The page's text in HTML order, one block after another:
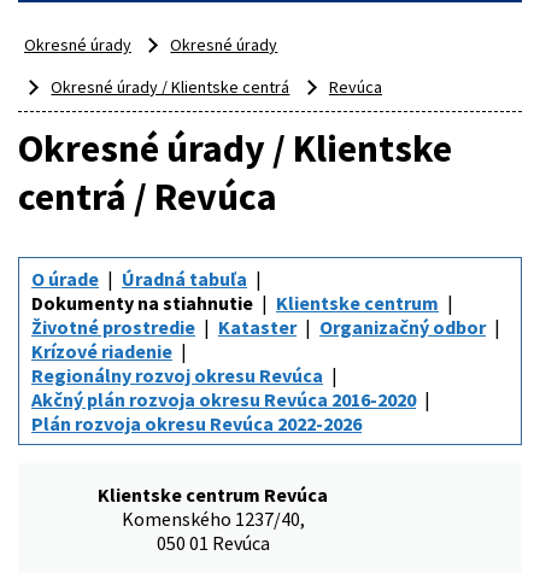
Okresné úrady
Okresné úrady
Okresné úrady / Klientske centrá
Revúca
Okresné úrady / Klientske
centrá / Revúca
O úrade
Úradná tabuľa
Dokumenty na stiahnutie
Klientske centrum
Životné prostredie
Kataster
Organizačný odbor
Krízové riadenie
Regionálny rozvoj okresu Revúca
Akčný plán rozvoja okresu Revúca 2016-2020
Plán rozvoja okresu Revúca 2022-2026
Klientske centrum Revúca
Komenského 1237/40,
050 01 Revúca